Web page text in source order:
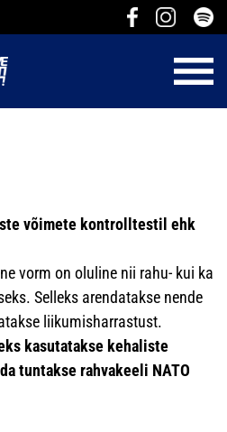
võimete kontrolltestil ehk
vorm on oluline nii rahu- kui ka
Selleks arendatakse nende
liikumisharrastust.
kasutatakse kehaliste
tuntakse rahvakeeli NATO